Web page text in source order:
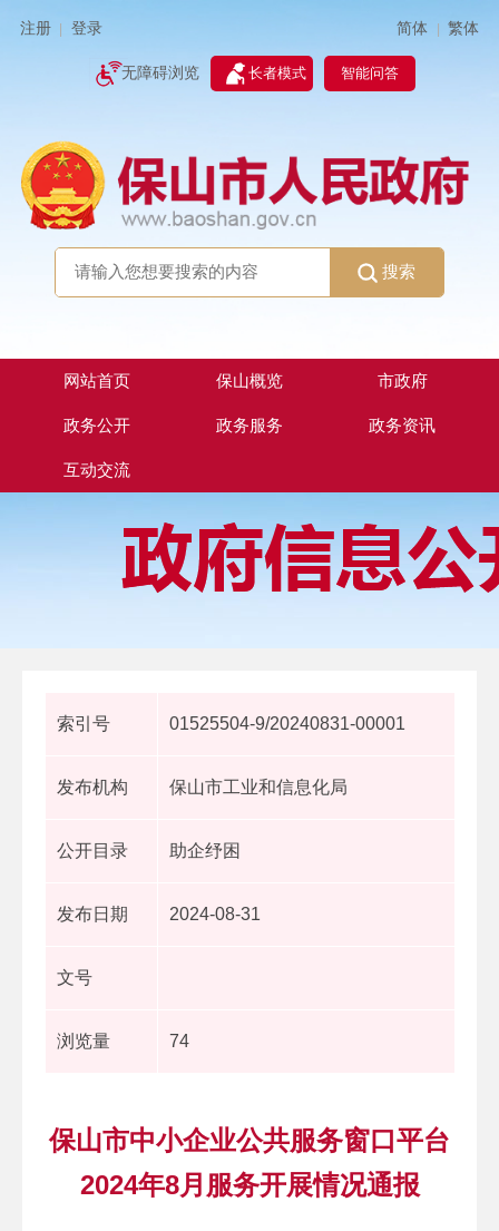
注册 登录 简体 | 繁体
无障碍浏览 长者模式 智能问答
搜索
网站首页 保山概览 市政府
政务公开 政务服务 政务资讯
互动交流
索引号 01525504-9/20240831-00001
发布机构 保山市工业和信息化局
公开目录 助企纾困
发布日期 2024-08-31
文号
浏览量 74
保山市中小企业公共服务窗口平台
2024年8月服务开展情况通报